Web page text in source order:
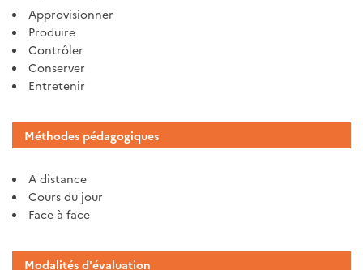
Approvisionner
Produire
Contrôler
Conserver
Entretenir
Méthodes pédagogiques
A distance
Cours du jour
Face à face
Modalités d'évaluation